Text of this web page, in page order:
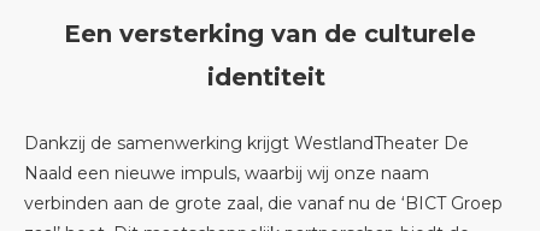
Een versterking van de culturele
identiteit
Dankzij de samenwerking krijgt WestlandTheater De
Naald een nieuwe impuls, waarbij wij onze naam
verbinden aan de grote zaal, die vanaf nu de ‘BICT Groep